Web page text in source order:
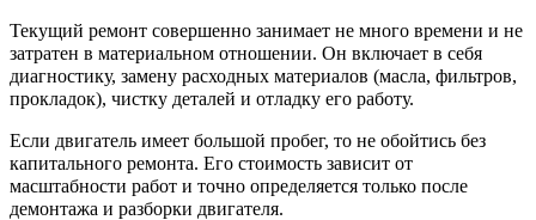
Текущий ремонт совершенно занимает не много времени и не
затратен в материальном отношении. Он включает в себя
диагностику, замену расходных материалов (масла, фильтров,
прокладок), чистку деталей и отладку его работу.
Если двигатель имеет большой пробег, то не обойтись без
капитального ремонта. Его стоимость зависит от
масштабности работ и точно определяется только после
демонтажа и разборки двигателя.